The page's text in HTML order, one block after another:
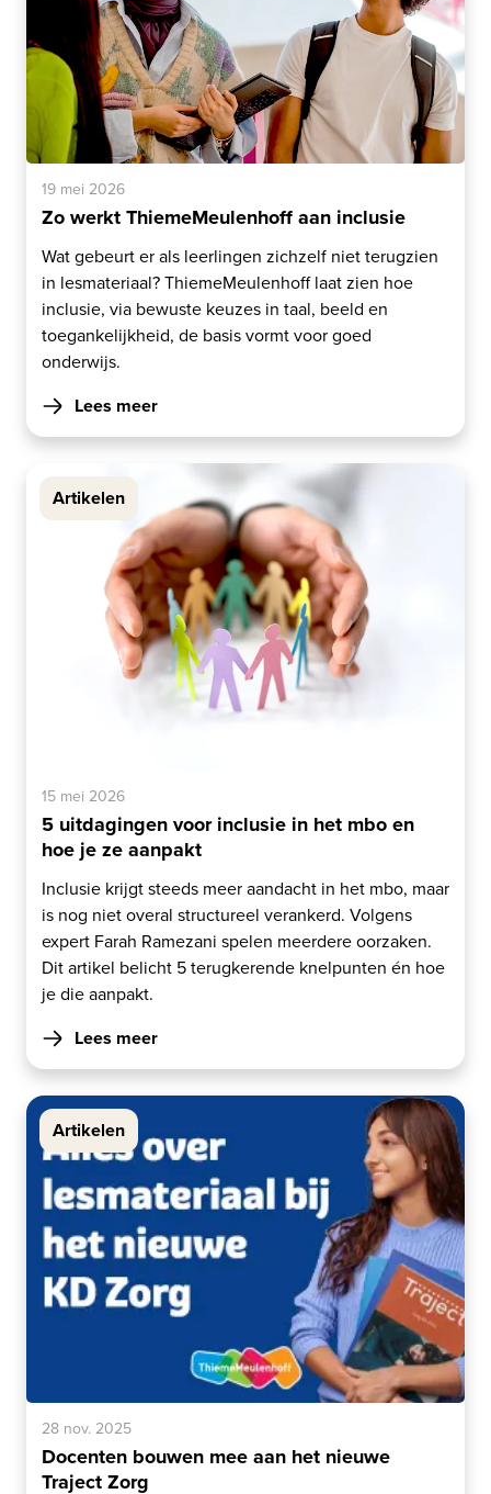
19 mei 2026
Zo werkt ThiemeMeulenhoff aan inclusie
Wat gebeurt er als leerlingen zichzelf niet terugzien
in lesmateriaal? ThiemeMeulenhoff laat zien hoe
inclusie, via bewuste keuzes in taal, beeld en
toegankelijkheid, de basis vormt voor goed
onderwijs.
Lees meer
Artikelen
15 mei 2026
5 uitdagingen voor inclusie in het mbo en
hoe je ze aanpakt
Inclusie krijgt steeds meer aandacht in het mbo, maar
is nog niet overal structureel verankerd. Volgens
expert Farah Ramezani spelen meerdere oorzaken.
Dit artikel belicht 5 terugkerende knelpunten én hoe
je die aanpakt.
Lees meer
Artikelen
28 nov. 2025
Docenten bouwen mee aan het nieuwe
Traject Zorg